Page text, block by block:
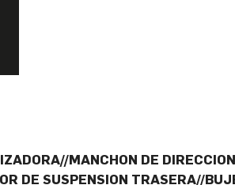
MANCHON DE
DE SUSPENSION TRASERA//